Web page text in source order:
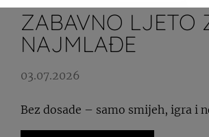
ZABAVNO LJETO
NAJMLAĐE
03.07.2026
Bez dosade – samo smijeh, igra i